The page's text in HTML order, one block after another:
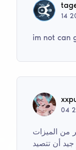
14
im not can
04
من الميزات
أن تتصيد